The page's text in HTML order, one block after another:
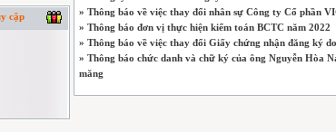
cập
» Thông báo về việc thay đổi nhân sự Công ty Cổ phần
» Thông báo đơn vị thực hiện kiểm toán BCTC năm 2022
» Thông báo về việc thay đổi Giấy chứng nhận đăng ký
» Thông báo chức danh và chữ ký của ông Nguyễn Hòa
măng